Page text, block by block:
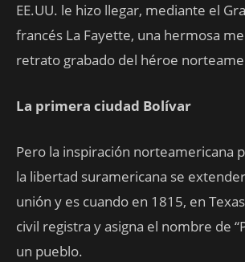
EE.UU. le hizo llegar, mediante el
francés La Fayette, una hermosa
retrato grabado del héroe
La primera ciudad Bolívar
Pero la inspiración norteamericana
la libertad suramericana se
unión y es cuando en 1815, en
civil registra y asigna el nombre de
un pueblo.